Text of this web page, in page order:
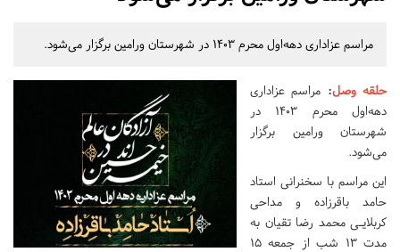
مراسم عزاداری دهه‌اول محرم ۱۴۰۳ در شهرستان ورامین برگزار می‌شود.
حلقه وصل: مراسم عزاداری
دهه‌اول محرم ۱۴۰۳ در
شهرستان ورامین برگزار
می‌شود.
این مراسم با سخنرانی استاد
حامد باقرزاده و مداحی
کربلایـی محمد رضا تقیان به
مدت ۱۳ شب از جمعه ۱۵